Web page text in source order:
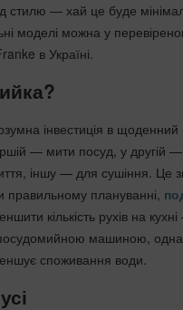
стилю — хай це буде
моделі можна у
в Україні.
інвестиція в щоденний
— мити посуд, у другій
іншу — для сушіння. Це
правильному плануванні,
кількість рухів на
машиною,
споживання води.